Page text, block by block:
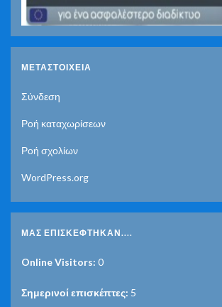
ΜΕΤΑΣΤΟΙΧΕΊΑ
Σύνδεση
Ροή καταχωρίσεων
Ροή σχολίων
WordPress.org
ΜΑΣ ΕΠΙΣΚΈΦΤΗΚΑΝ....
Online Visitors: 0
Σημερινοί επισκέπτες: 5